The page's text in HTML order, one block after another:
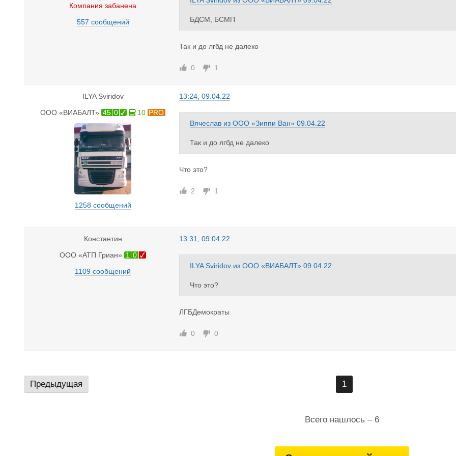
Компания забанена
557 сообщений
БДСМ, БСМП
Так и до лгбд не далеко
0 1
ILYA Sviridov
ООО «ВИАБАЛТ» 45 0 10 PRO
1258 сообщений
13:24, 09.04.22
Вячеслав из ООО «Зиппи Ван» 09.04.22
Так и до лгбд не далеко
Что это?
2 1
Константин
ООО «АТП Гриан» 1 0
1109 сообщений
13:31, 09.04.22
ILYA Sviridov из ООО «ВИАБАЛТ» 09.04.22
Что это?
ЛГБДемократы
0 0
Предыдущая 1
Всего нашлось – 6